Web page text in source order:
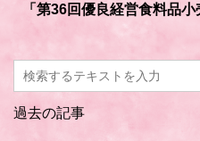
「第36回優良経営食料品
過去の記事